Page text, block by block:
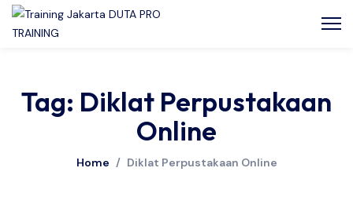
Tag: Diklat Perpustakaan
Online
Home / Diklat Perpustakaan Online